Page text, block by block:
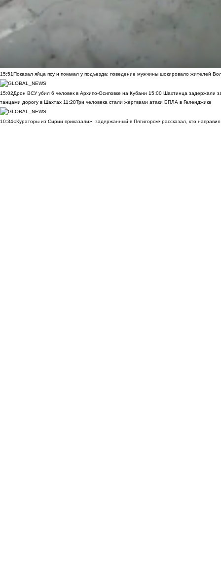
15:51Показал яйца псу и покакал у подъезда: поведение мужчины шокировало жителей
15:02Дрон ВСУ убил 6 человек в Архипо-Осиповке на Кубани 15:00 Шахтинца задержали
танцами дорогу в Шахтах 11:28Три человека стали жертвами атаки БПЛА в Геленджике
10:34«Кураторы из Сирии приказали»: задержанный в Пятигорске рассказал, кто направил